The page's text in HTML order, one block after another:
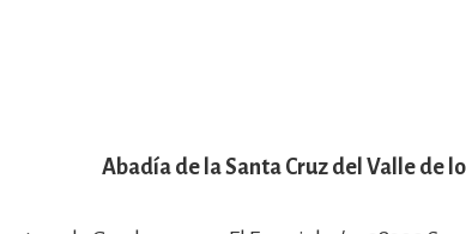
Abadía de la Santa Cruz del Valle de